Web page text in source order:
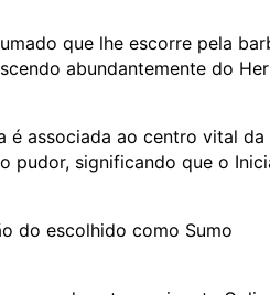
que lhe escorre pela
abundantemente do
é associada ao centro vital da
pudor, significando que o
do escolhido como Sumo